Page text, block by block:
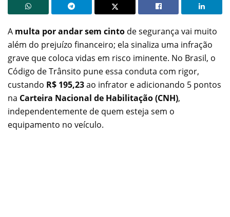
A multa por andar sem cinto de segurança vai muito
além do prejuízo financeiro; ela sinaliza uma infração
grave que coloca vidas em risco iminente. No Brasil, o
Código de Trânsito pune essa conduta com rigor,
custando R$ 195,23ao infrator e adicionando 5 pontos
na Carteira Nacional de Habilitação (CNH),
independentemente de quem esteja sem o
equipamento no veículo.